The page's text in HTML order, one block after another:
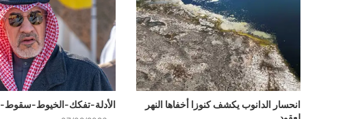
انحسار الدانوب يكشف كنوزا أخفاها النهر
الأدلة-تفكك-الخيوط-سقوط-538-جنسية